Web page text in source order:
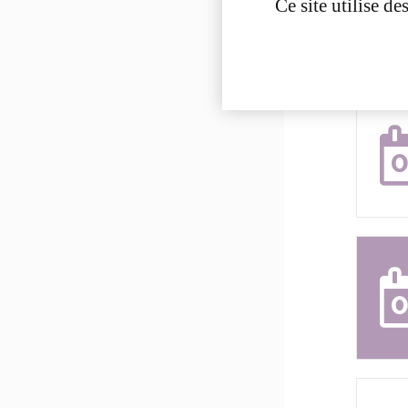
Ce site utilise